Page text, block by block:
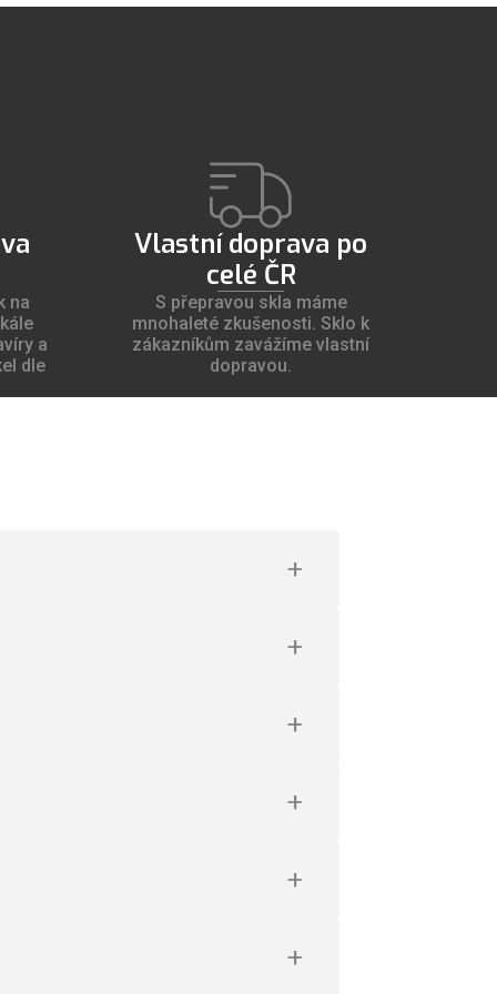
na
a
dle
Vlastní doprava po
celé ČR
S přepravou skla máme
mnohaleté zkušenosti. Sklo k
zákazníkům zavážíme vlastní
dopravou.
Více o nás